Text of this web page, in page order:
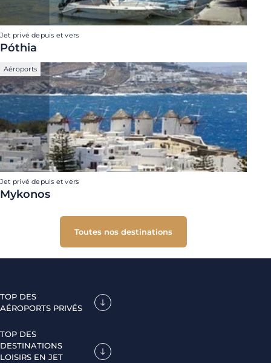
Jet privé depuis et vers
Póthia
Aéroports
Jet privé depuis et vers
Mykonos
Toutes nos destinations
TOP DES
AÉROPORTS PRIVÉS
TOP DES
DESTINATIONS
LOISIRS EN JET